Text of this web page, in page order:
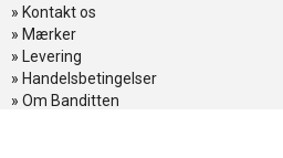
» Kontakt os
» Mærker
» Levering
» Handelsbetingelser
» Om Banditten